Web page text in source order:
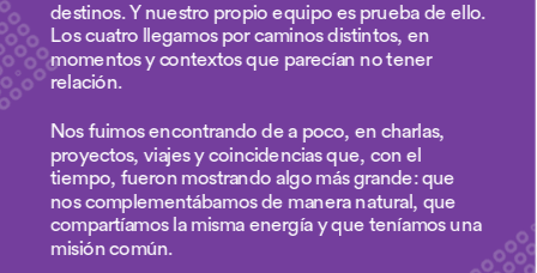
destinos. Y nuestro propio equipo es prueba de ello.
Los cuatro llegamos por caminos distintos, en
momentos y contextos que parecían no tener
relación.
Nos fuimos encontrando de a poco, en charlas,
proyectos, viajes y coincidencias que, con el
tiempo, fueron mostrando algo más grande: que
nos complementábamos de manera natural, que
compartíamos la misma energía y que teníamos una
misión común.